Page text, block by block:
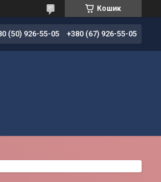
Кошик
(50) 926-55-05 +380 (67) 926-55-05